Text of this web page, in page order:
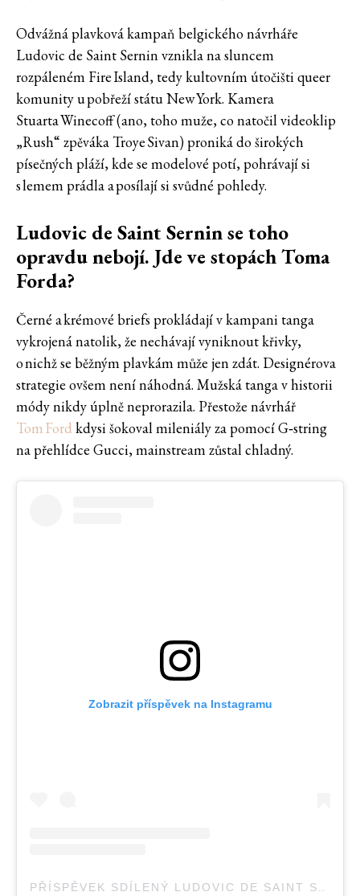
Odvážná plavková kampaň belgického návrháře
Ludovic de Saint Sernin vznikla na sluncem
rozpáleném Fire Island, tedy kultovním útočišti queer
komunity u pobřeží státu New York. Kamera
Stuarta Winecoff (ano, toho muže, co natočil videoklip
„Rush“ zpěváka Troye Sivan) proniká do širokých
písečných pláží, kde se modelové potí, pohrávají si
s lemem prádla a posílají si svůdné pohledy.
Ludovic de Saint Sernin se toho
opravdu nebojí. Jde ve stopách Toma
Forda?
Černé a krémové briefs prokládají v kampani tanga
vykrojená natolik, že nechávají vyniknout křivky,
o nichž se běžným plavkám může jen zdát. Designérova
strategie ovšem není náhodná. Mužská tanga v historii
módy nikdy úplně neprorazila. Přestože návrhář
Tom Ford kdysi šokoval mileniály za pomocí G‑string
na přehlídce Gucci, mainstream zůstal chladný.
Zobrazit příspěvek na Instagramu
PŘÍSPĚVEK SDÍLENÝ LUDOVIC DE SAINT SERNIN (@LUDOVICDESAINTSERNIN)